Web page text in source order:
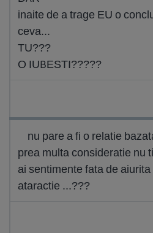
inaite de a trage EU o
ceva...
TU???
O IUBESTI?????
nu pare a fi o relatie
prea multa consideratie nu
ai sentimente fata de
ataractie ...???